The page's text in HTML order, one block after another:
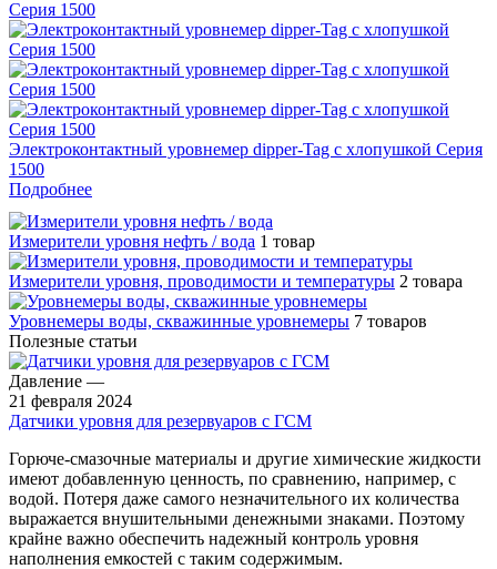
Электроконтактный уровнемер dipper-Tag с хлопушкой Серия
1500
Подробнее
Измерители уровня нефть / вода 1 товар
Измерители уровня, проводимости и температуры 2 товара
Уровнемеры воды, скважинные уровнемеры 7 товаров
Полезные статьи
Давление —
21 февраля 2024
Датчики уровня для резервуаров с ГСМ
Горюче-смазочные материалы и другие химические жидкости
имеют добавленную ценность, по сравнению, например, с
водой. Потеря даже самого незначительного их количества
выражается внушительными денежными знаками. Поэтому
крайне важно обеспечить надежный контроль уровня
наполнения емкостей с таким содержимым.